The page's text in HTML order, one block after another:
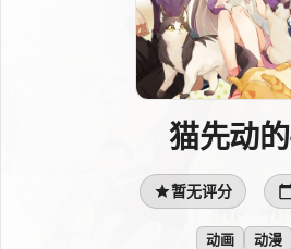
猫先动
暂无评分
动画 动漫